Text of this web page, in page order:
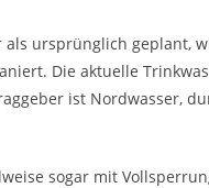
ursprünglich geplant,
Die aktuelle
ist Nordwasser,
sogar mit